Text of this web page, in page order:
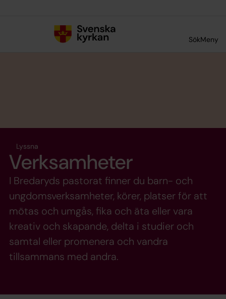
SökMeny
Lyssna
Verksamheter
I Bredaryds pastorat finner du barn- och
ungdomsverksamheter, körer, platser för att
mötas och umgås, fika och äta eller vara
kreativ och skapande, delta i studier och
samtal eller promenera och vandra
tillsammans med andra.